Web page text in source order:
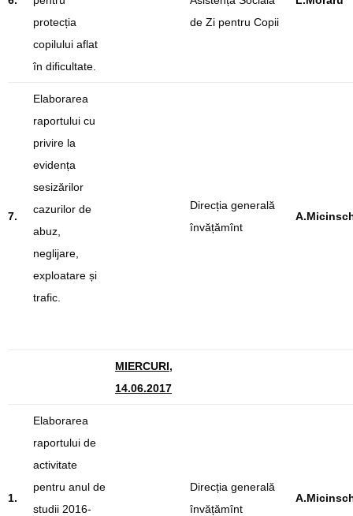
protecția
copilului aflat
în dificultate.
de Zi pentru Copii
7.
Elaborarea
raportului cu
privire la
evidența
sesizărilor
cazurilor de
abuz,
neglijare,
exploatare și
trafic.
Direcția generală
învățămînt
MIERCURI,
14.06.2017
1.
Elaborarea
raportului de
activitate
pentru anul de
studii 2016-
Direcția generală
învățămînt